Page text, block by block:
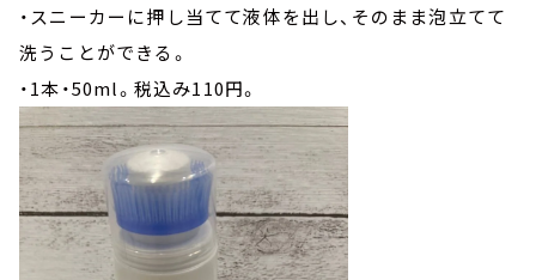
・スニーカーに押し当てて液体を出し、そのまま泡立てて
洗うことができる。
・1本・50ml。税込み110円。